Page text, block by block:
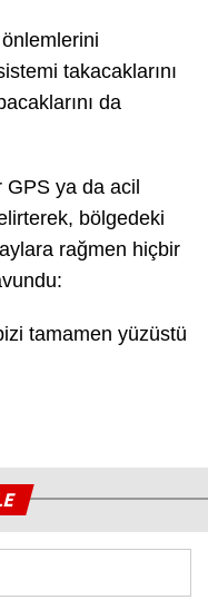
takacaklarını
da
ya da acil
bölgedeki
rağmen hiçbir
tamamen yüzüstü